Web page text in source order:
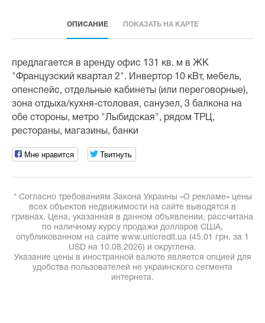
ОПИСАНИЕ ПОКАЗАТЬ НА КАРТЕ
предлагается в аренду офис 131 кв. м в ЖК
"Французский квартал 2". Инвертор 10 кВт, мебель,
опенспейс, отдельные кабинеты (или переговорные),
зона отдыха/кухня-столовая, санузел, 3 балкона на
обе стороны, метро "Лыбидская", рядом ТРЦ,
рестораны, магазины, банки
Мне нравится Твитнуть
* Согласно требованиям Закона Украины «О рекламе» цены
всех объектов недвижимости на сайте выводятся в
гривнах. Цена, указанная в данном объявлении, рассчитана
по наличному курсу продажи долларов США,
опубликованном на сайте www.unicredit.ua (45.01 грн. за 1
USD на 10.08.2026) и округлена.
Указание цены в иностранной валюте является опцией для
удобства пользователей не украинского сегмента
интернета.